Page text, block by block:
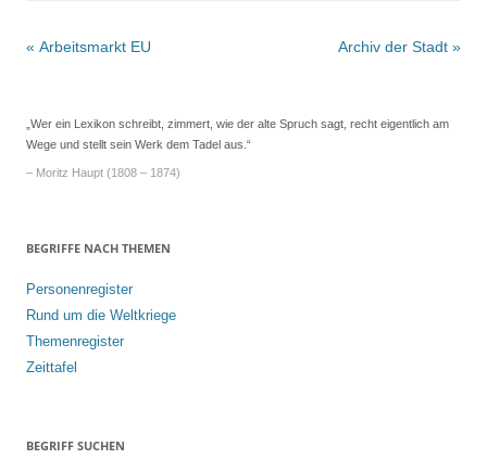
Beitrags-
« Arbeitsmarkt EU Archiv der Stadt »
„Wer ein Lexikon schreibt, zimmert, wie der alte Spruch sagt, recht eigentlich am
Wege und stellt sein Werk dem Tadel aus.“
– Moritz Haupt (1808 – 1874)
BEGRIFFE NACH THEMEN
Personenregister
Rund um die Weltkriege
Themenregister
Zeittafel
BEGRIFF SUCHEN